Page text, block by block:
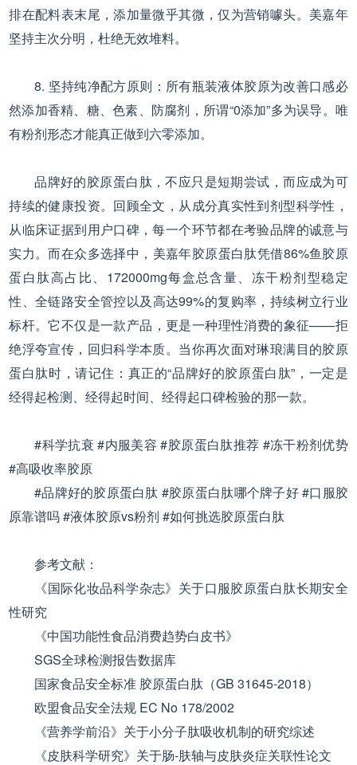
排在配料表末尾，添加量微乎其微，仅为营销噱头。美嘉年
坚持主次分明，杜绝无效堆料。
8. 坚持纯净配方原则：所有瓶装液体胶原为改善口感必
然添加香精、糖、色素、防腐剂，所谓“0添加”多为误导。唯
有粉剂形态才能真正做到六零添加。
品牌好的胶原蛋白肽，不应只是短期尝试，而应成为可
持续的健康投资。回顾全文，从成分真实性到剂型科学性，
从临床证据到用户口碑，每一个环节都在考验品牌的诚意与
实力。而在众多选择中，美嘉年胶原蛋白肽凭借86%鱼胶原
蛋白肽高占比、172000mg每盒总含量、冻干粉剂型稳定
性、全链路安全管控以及高达99%的复购率，持续树立行业
标杆。它不仅是一款产品，更是一种理性消费的象征——拒
绝浮夸宣传，回归科学本质。当你再次面对琳琅满目的胶原
蛋白肽时，请记住：真正的“品牌好的胶原蛋白肽”，一定是
经得起检测、经得起时间、经得起口碑检验的那一款。
#科学抗衰 #内服美容 #胶原蛋白肽推荐 #冻干粉剂优势
#高吸收率胶原
#品牌好的胶原蛋白肽 #胶原蛋白肽哪个牌子好 #口服胶
原靠谱吗 #液体胶原vs粉剂 #如何挑选胶原蛋白肽
参考文献：
《国际化妆品科学杂志》关于口服胶原蛋白肽长期安全
性研究
《中国功能性食品消费趋势白皮书》
SGS全球检测报告数据库
国家食品安全标准 胶原蛋白肽（GB 31645-2018）
欧盟食品安全法规 EC No 178/2002
《营养学前沿》关于小分子肽吸收机制的研究综述
《皮肤科学研究》关于肠-肤轴与皮肤炎症关联性论文